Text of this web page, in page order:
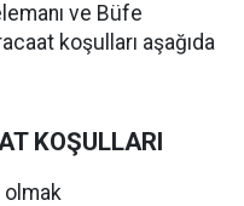
ve Büfe
koşulları aşağıda
KOŞULLARI
olmak